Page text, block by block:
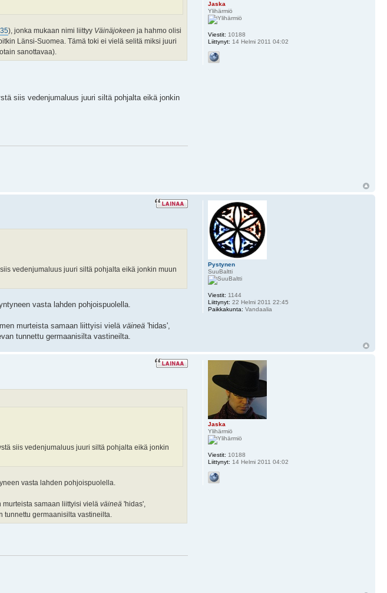
), jonka mukaan nimi liittyy Väinäjokeen ja hahmo olisi
Länsi-Suomea. Tämä toki ei vielä selitä miksi juuri
sanottavaa).
siis vedenjumaluus juuri siltä pohjalta eikä jonkin
Jaska
Ylihärmiö
Viestit: 10188
Liittynyt: 14 Helmi 2011 04:02
vedenjumaluus juuri siltä pohjalta eikä jonkin muun
vasta lahden pohjoispuolella.
murteista samaan liittyisi vielä väineä 'hidas',
tunnettu germaanisilta vastineilta.
Pystynen
SuuBaltti
Viestit: 1144
Liittynyt: 22 Helmi 2011 22:45
Paikkakunta: Vandaalia
siis vedenjumaluus juuri siltä pohjalta eikä jonkin
vasta lahden pohjoispuolella.
murteista samaan liittyisi vielä väineä 'hidas',
tunnettu germaanisilta vastineilta.
Jaska
Ylihärmiö
Viestit: 10188
Liittynyt: 14 Helmi 2011 04:02